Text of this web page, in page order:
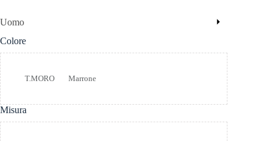
Uomo
Colore
Colore
T.MORO Marrone
Misura